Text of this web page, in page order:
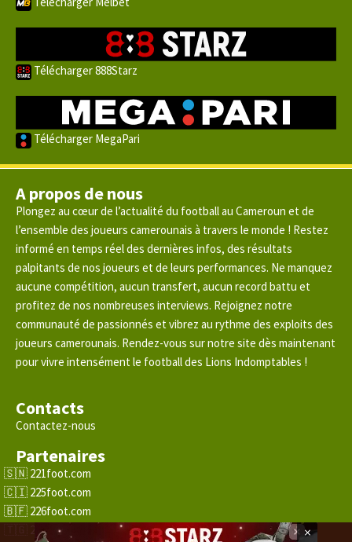
Télécharger 888Starz
Télécharger MegaPari
A propos de nous
Plongez au cœur de l’actualité du football au Cameroun et de
l’ensemble des joueurs camerounais à travers le monde ! Restez
informé en temps réel des dernières infos, des résultats
palpitants de nos joueurs et de leurs performances. Ne manquez
aucune compétition, aucun transfert, aucun record battu et
profitez de nos nombreuses interviews. Rejoignez notre
communauté de passionnés et vibrez au rythme des exploits des
joueurs camerounais. Rendez-vous sur notre site dès maintenant
pour vivre intensément le football des Lions Indomptables !
Contacts
Contactez-nous
Partenaires
221foot.com
225foot.com
226foot.com
228foot.com
×